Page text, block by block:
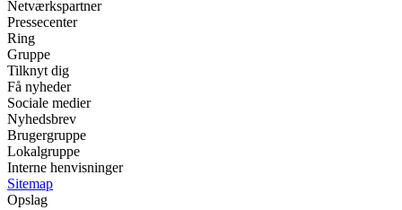
Netværkspartner
Pressecenter
Ring
Gruppe
Tilknyt dig
Få nyheder
Sociale medier
Nyhedsbrev
Brugergruppe
Lokalgruppe
Interne henvisninger
Sitemap
Opslag